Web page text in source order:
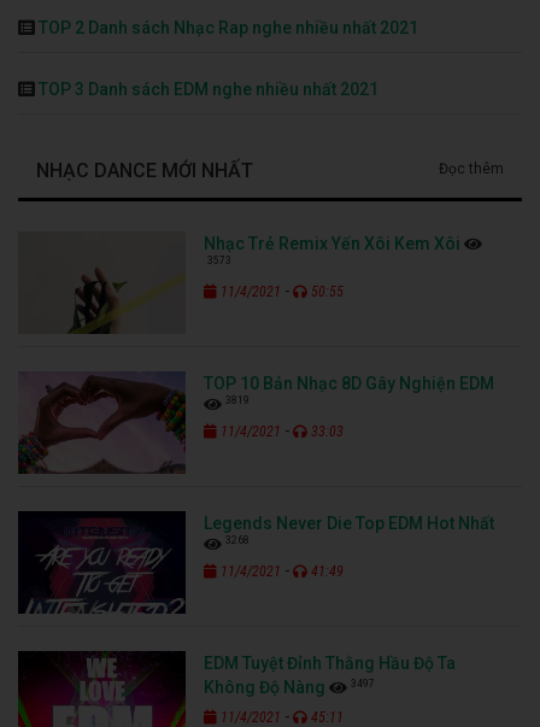
TOP 2 Danh sách Nhạc Rap nghe nhiều nhất 2021
TOP 3 Danh sách EDM nghe nhiều nhất 2021
NHẠC DANCE MỚI NHẤT Đọc thêm
Nhạc Trẻ Remix Yến Xôi Kem Xôi
3573
11/4/2021 - 50:55
TOP 10 Bản Nhạc 8D Gây Nghiện EDM
3819
11/4/2021 - 33:03
Legends Never Die Top EDM Hot Nhất
3268
11/4/2021 - 41:49
EDM Tuyệt Đỉnh Thằng Hầu Độ Ta
Không Độ Nàng
3497
11/4/2021 - 45:11